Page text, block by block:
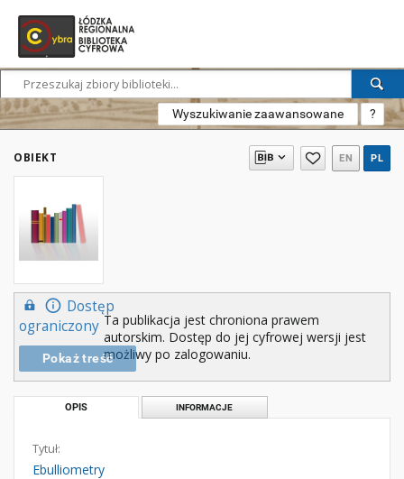
Wyszukiwanie zaawansowane ?
OBIEKT EN PL
Dostęp
ograniczony
Pokaż treść
Ta publikacja jest chroniona prawem
autorskim. Dostęp do jej cyfrowej wersji jest
możliwy po zalogowaniu.
OPIS INFORMACJE
Tytuł:
Ebulliometry